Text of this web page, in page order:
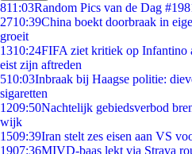
811:03Random Pics van de Dag
2710:39China boekt doorbraak in
groeit
1310:24FIFA ziet kritiek op Infantino
eist zijn aftreden
510:03Inbraak bij Haagse politie:
sigaretten
1209:50Nachtelijk gebiedsverbod
wijk
1509:39Iran stelt zes eisen aan VS
1907:36MIVD-baas lekt via Strava